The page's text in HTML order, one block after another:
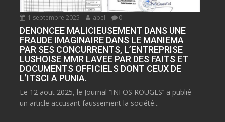
1 septembre 2025 abel 0
DENONCEE MALICIEUSEMENT DANS UNE
FRAUDE IMAGINAIRE DANS LE MANIEMA
PAR SES CONCURRENTS, L’ENTREPRISE
LUSHOISE MMR LAVEE PAR DES FAITS ET
DOCUMENTS OFFICIELS DONT CEUX DE
L’ITSCI A PUNIA.
Le 12 aout 2025, le Journal ‘’INFOS ROUGES’’ a publié
un article accusant faussement la société...